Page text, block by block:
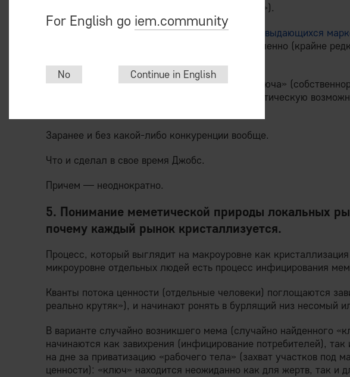
Застрявшее бревно является мемом («ключом»).
«Ключи» могут находиться как случайно (
99% выдающихся
), так и создаваться целенаправленно (крайне
Ясно, что при целенаправленном создании «ключа»
нужное место потока) его автор имеет фантастическую
Заранее и без какой-либо конкуренции вообще.
Что и сделал в свое время Джобс.
Причем — неоднократно.
5. Понимание меметической природы локальных
почему каждый рынок кристаллизуется.
Процесс, который выглядит на макроуровне как
микроуровне отдельных людей есть процесс инфицирования
Кванты потока ценности (отдельные человеки) поглощаются
реально крутяк»), и начинают ронять в бурлящий низ несомый
В варианте случайно возникшего мема (случайно найденного
начинаются как завихрения (инфицирование потребителей), так
на дне за приватизацию «рабочего тела» (захват участков под
ценности): «ключ» находится неожиданно как для жертв, так и
For English go iem.community
No Continue in English